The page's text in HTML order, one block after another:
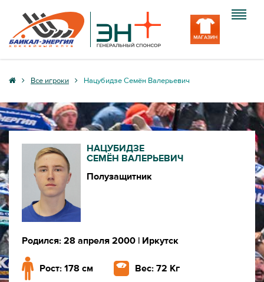
Клуб
Команда
Болельщику
Медиа
Все игроки Нацубидзе Семён Валерьевич
НАЦУБИДЗЕ
СЕМЁН ВАЛЕРЬЕВИЧ
Полузащитник
Родился: 28 апреля 2000 | Иркутск
Рост: 178 см Вес: 72 Кг